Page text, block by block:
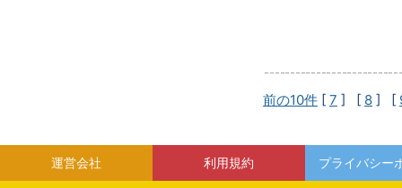
前の10件 [ 7 ] [ 8 ] [
運営会社 利用規約 プライバシー